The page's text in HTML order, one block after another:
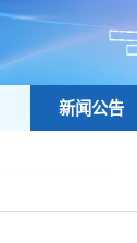
新闻公告